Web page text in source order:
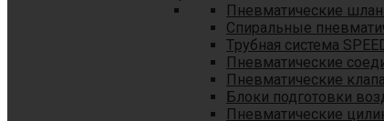
Пневматические
Спиральные
Tрубная система
Пневматические
Пневматические
Блоки подготовки
Пневматические